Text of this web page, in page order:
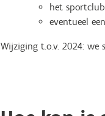
het
eventueel
Wijziging t.o.v. 2024: we